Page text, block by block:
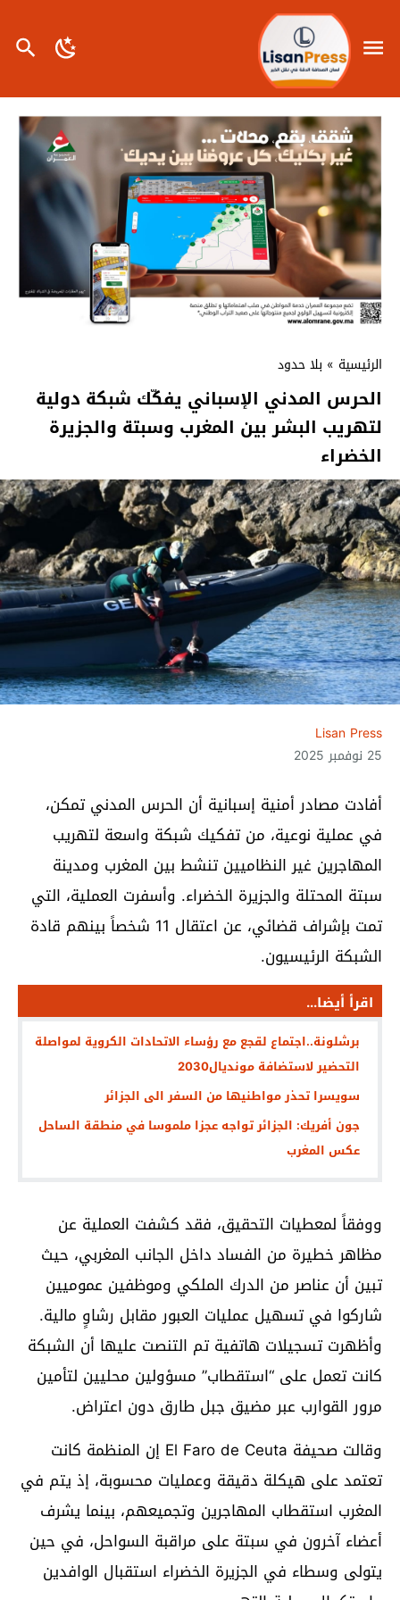
الرئيسية » بلا حدود
الحرس المدني الإسباني يفكّك شبكة دولية
لتهريب البشر بين المغرب وسبتة والجزيرة
الخضراء
Lisan Press
25 نوفمبر 2025
أفادت مصادر أمنية إسبانية أن الحرس المدني تمكن،
في عملية نوعية، من تفكيك شبكة واسعة لتهريب
المهاجرين غير النظاميين تنشط بين المغرب ومدينة
سبتة المحتلة والجزيرة الخضراء. وأسفرت العملية، التي
تمت بإشراف قضائي، عن اعتقال 11 شخصاً بينهم قادة
الشبكة الرئيسيون.
اقرأ أيضا...
برشلونة..اجتماع لقجع مع رؤساء الاتحادات الكروية لمواصلة
التحضير لاستضافة مونديال2030
سويسرا تحذر مواطنيها من السفر الى الجزائر
جون أفريك: الجزائر تواجه عجزا ملموسا في منطقة الساحل
عكس المغرب
ووفقاً لمعطيات التحقيق، فقد كشفت العملية عن
مظاهر خطيرة من الفساد داخل الجانب المغربي، حيث
تبين أن عناصر من الدرك الملكي وموظفين عموميين
شاركوا في تسهيل عمليات العبور مقابل رشاوٍ مالية.
وأظهرت تسجيلات هاتفية تم التنصت عليها أن الشبكة
كانت تعمل على “استقطاب” مسؤولين محليين لتأمين
مرور القوارب عبر مضيق جبل طارق دون اعتراض.
وقالت صحيفة El Faro de Ceuta إن المنظمة كانت
تعتمد على هيكلة دقيقة وعمليات محسوبة، إذ يتم في
المغرب استقطاب المهاجرين وتجميعهم، بينما يشرف
أعضاء آخرون في سبتة على مراقبة السواحل، في حين
يتولى وسطاء في الجزيرة الخضراء استقبال الوافدين